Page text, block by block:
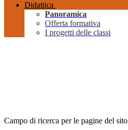
Didattica
Panoramica
Offerta formativa
I progetti delle classi
Campo di ricerca per le pagine del sito